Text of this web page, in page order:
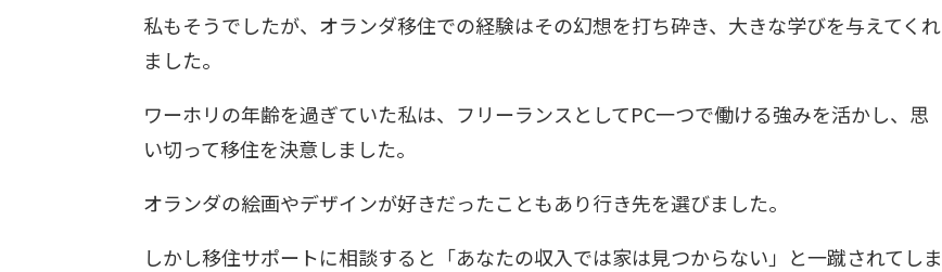
私もそうでしたが、オランダ移住での経験はその幻想を打ち砕き、大きな学びを与えてくれ
ました。
ワーホリの年齢を過ぎていた私は、フリーランスとしてPC一つで働ける強みを活かし、思
い切って移住を決意しました。
オランダの絵画やデザインが好きだったこともあり行き先を選びました。
しかし移住サポートに相談すると「あなたの収入では家は見つからない」と一蹴されてしま